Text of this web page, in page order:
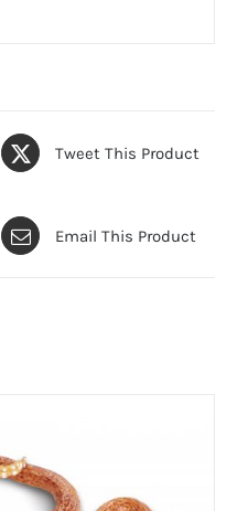
Tweet This Product
Email This Product